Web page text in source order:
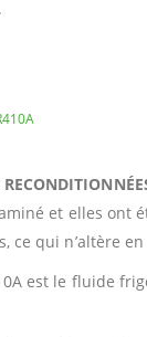
.
et elles
ce qui n’altère
est le fluide